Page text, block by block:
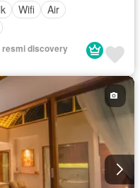
Wifi
Air
resmi discovery